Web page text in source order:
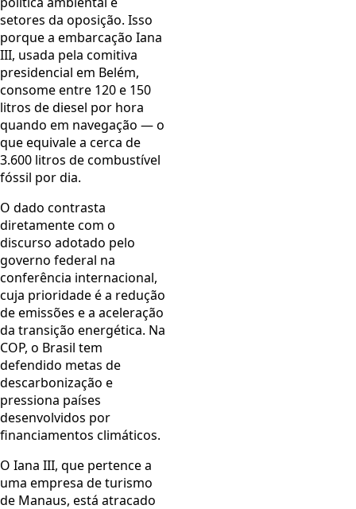
setores da oposição. Isso
porque a embarcação Iana
III, usada pela comitiva
presidencial em Belém,
consome entre 120 e 150
litros de diesel por hora
quando em navegação — o
que equivale a cerca de
3.600 litros de combustível
fóssil por dia.
O dado contrasta
diretamente com o
discurso adotado pelo
governo federal na
conferência internacional,
cuja prioridade é a redução
de emissões e a aceleração
da transição energética. Na
COP, o Brasil tem
defendido metas de
descarbonização e
pressiona países
desenvolvidos por
financiamentos climáticos.
O Iana III, que pertence a
uma empresa de turismo
de Manaus, está atracado